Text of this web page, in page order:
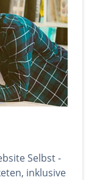
Selbst -
inklusive